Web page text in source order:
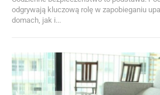
odgrywają kluczową rolę w zapobieganiu
domach, jak i...